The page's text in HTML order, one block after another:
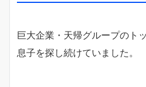
巨大企業・天帰グループのト
息子を探し続けていました。